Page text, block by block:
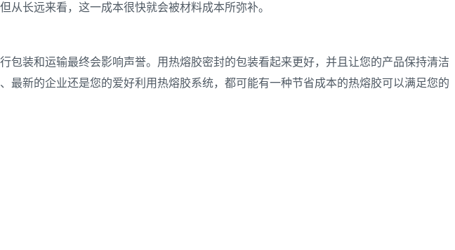
长远来看，这一成本很快就会被材料成本所弥补。
装和运输最终会影响声誉。用热熔胶密封的包装看起来更好，并且让您的产品保持清洁
新的企业还是您的爱好利用热熔胶系统，都可能有一种节省成本的热熔胶可以满足您的